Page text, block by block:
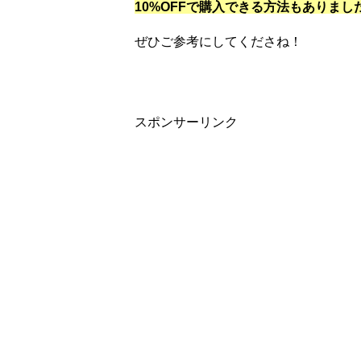
10%OFFで購入できる方法もありまし
ぜひご参考にしてくださね！
スポンサーリンク